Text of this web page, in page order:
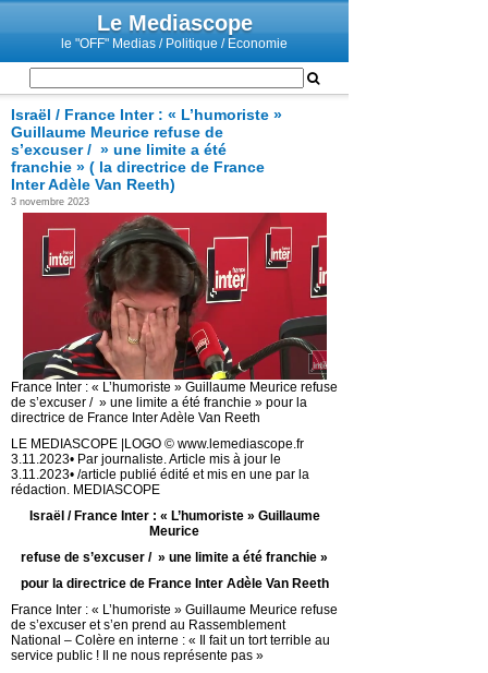
Le Mediascope
le "OFF" Medias / Politique / Economie
Israël / France Inter : « L’humoriste »
Guillaume Meurice refuse de
s’excuser / » une limite a été
franchie » ( la directrice de France
Inter Adèle Van Reeth)
3 novembre 2023
France Inter : « L’humoriste » Guillaume Meurice refuse
de s’excuser / » une limite a été franchie » pour la
directrice de France Inter Adèle Van Reeth
LE MEDIASCOPE |LOGO © www.lemediascope.fr
3.11.2023• Par journaliste. Article mis à jour le
3.11.2023• /article publié édité et mis en une par la
rédaction. MEDIASCOPE
Israël / France Inter : « L’humoriste » Guillaume
Meurice
refuse de s’excuser / » une limite a été franchie »
pour la directrice de France Inter Adèle Van Reeth
France Inter : « L’humoriste » Guillaume Meurice refuse
de s’excuser et s’en prend au Rassemblement
National – Colère en interne : « Il fait un tort terrible au
service public ! Il ne nous représente pas »